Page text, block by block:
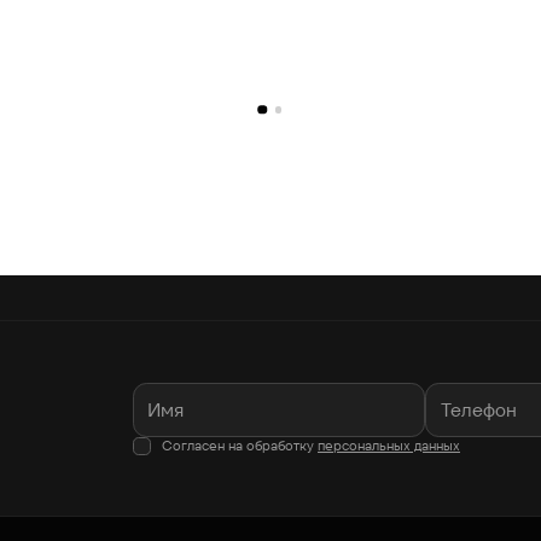
Согласен на обработкуперсональных данных